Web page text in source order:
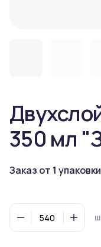
350 мл
Заказ от 1